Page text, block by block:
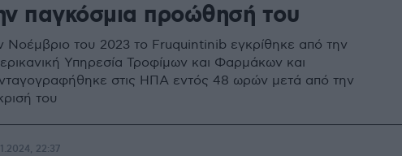
παγκόσμια προώθησή του
Νοέμβριο του 2023 το Fruquintinib εγκρίθηκε από την
Υπηρεσία Τροφίμων και Φαρμάκων και
στις ΗΠΑ εντός 48 ωρών μετά από την
του
22:37